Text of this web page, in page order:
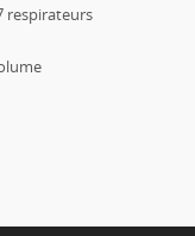
respirateurs